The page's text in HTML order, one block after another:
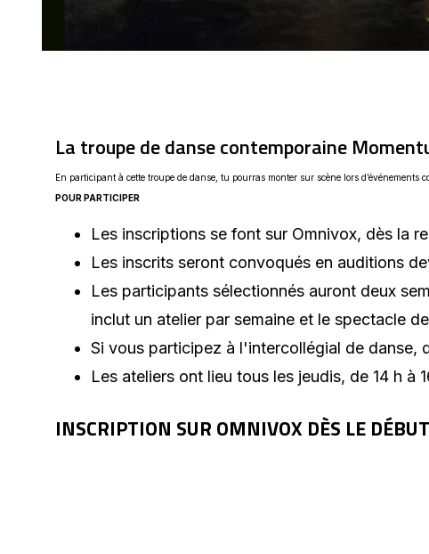
La troupe de danse contemporaine
En participant à cette troupe de danse, tu pourras monter sur scène lors d’événements
POUR PARTICIPER
Les inscriptions se font sur Omnivox, dès la
Les inscrits seront convoqués en auditions
Les participants sélectionnés auront deux
inclut un atelier par semaine et le spectacle
Si vous participez à l'intercollégial de danse,
Les ateliers ont lieu tous les jeudis, de 14 h à
INSCRIPTION SUR OMNIVOX DÈS LE